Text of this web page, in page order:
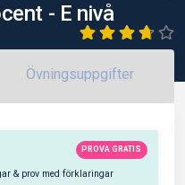
- E nivå
Övningsuppgifter